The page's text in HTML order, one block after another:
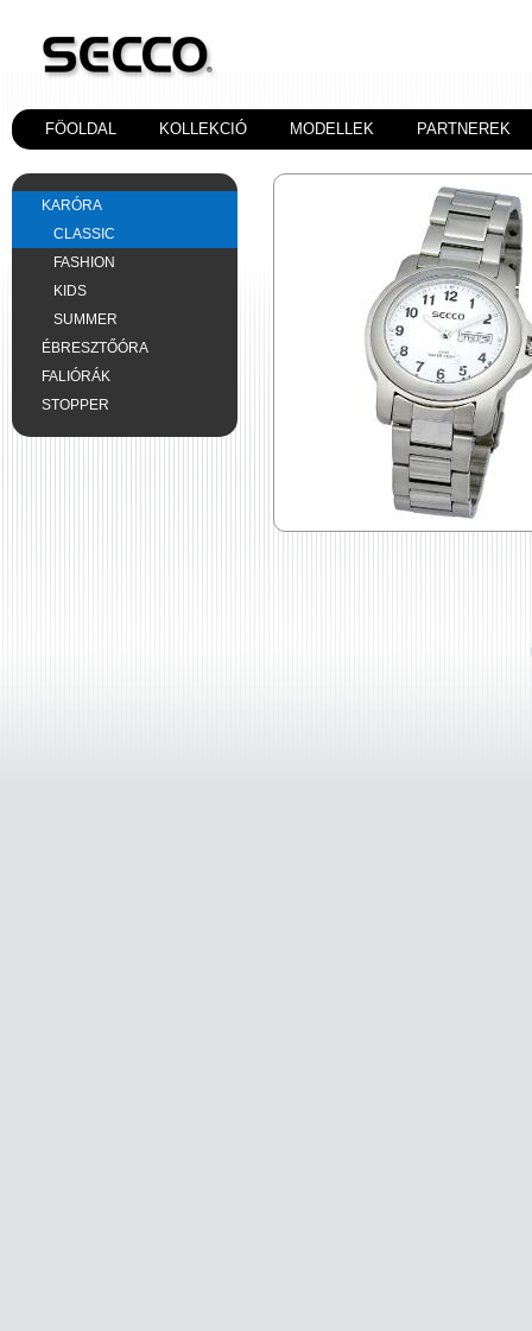
FÖOLDAL KOLLEKCIÓ MODELLEK PARTNEREK
KARÓRA
CLASSIC
FASHION
KIDS
SUMMER
ÉBRESZTŐÓRA
FALIÓRÁK
STOPPER